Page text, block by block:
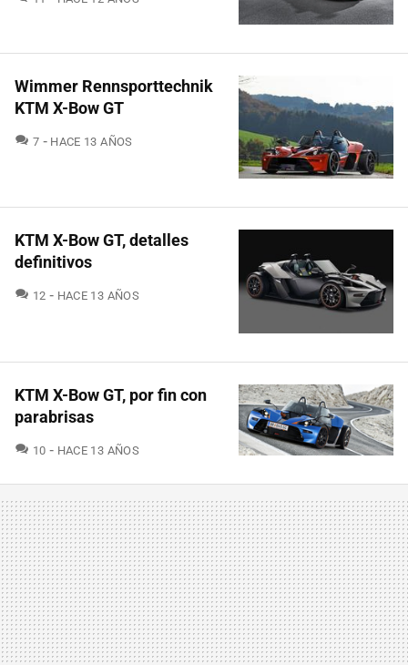
Wimmer Rennsporttechnik
KTM X-Bow GT
7 COMENTARIOS
HACE 13 AÑOS
KTM X-Bow GT, detalles
definitivos
12 COMENTARIOS
HACE 13 AÑOS
KTM X-Bow GT, por fin con
parabrisas
10 COMENTARIOS
HACE 13 AÑOS